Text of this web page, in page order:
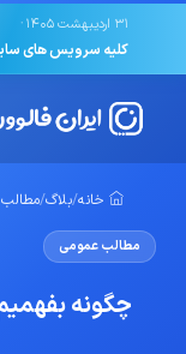
31 اردیبهشت 1405 ·
کلیه سرویس های
خانه/بلاگ/
مطالب عمومی
چگونه